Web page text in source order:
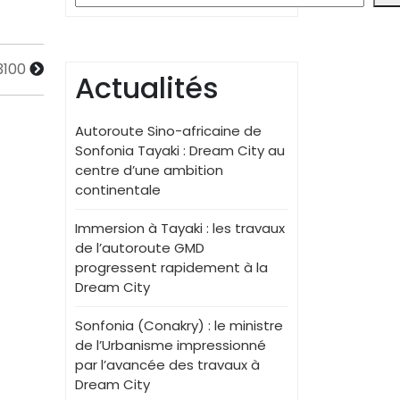
Actualités
Autoroute Sino-africaine de
Sonfonia Tayaki : Dream City au
centre d’une ambition
continentale
Immersion à Tayaki : les travaux
de l’autoroute GMD
progressent rapidement à la
Dream City
Sonfonia (Conakry) : le ministre
de l’Urbanisme impressionné
par l’avancée des travaux à
Dream City